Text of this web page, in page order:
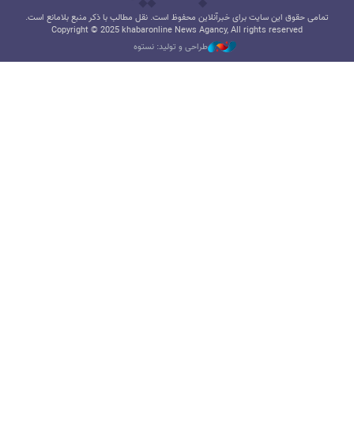
تمامی حقوق این سایت برای خبرآنلاین محفوظ است. نقل مطالب با ذکر منبع بلامانع است.
Copyright © 2025 khabaronline News Agancy, All rights reserved
طراحی و تولید: نستوه